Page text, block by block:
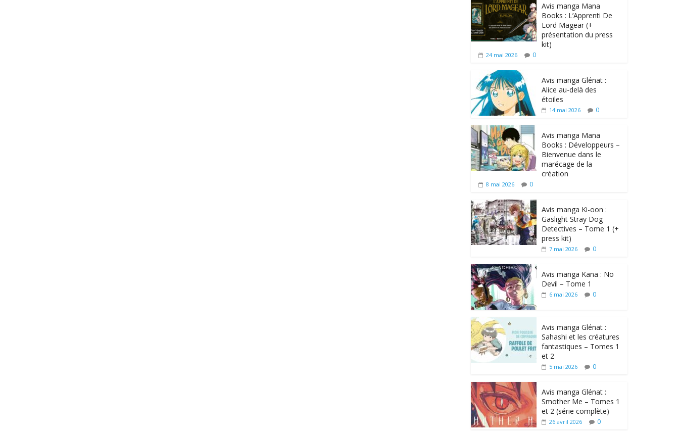
Avis manga Mana
Books : L’Apprenti De
Lord Magear (+
présentation du press
kit)
24 mai 2026 0
Avis manga Glénat :
Alice au-delà des
étoiles
14 mai 2026 0
Avis manga Mana
Books : Développeurs –
Bienvenue dans le
marécage de la
création
8 mai 2026 0
Avis manga Ki-oon :
Gaslight Stray Dog
Detectives – Tome 1 (+
press kit)
7 mai 2026 0
Avis manga Kana : No
Devil – Tome 1
6 mai 2026 0
Avis manga Glénat :
Sahashi et les créatures
fantastiques – Tomes 1
et 2
5 mai 2026 0
Avis manga Glénat :
Smother Me – Tomes 1
et 2 (série complète)
26 avril 2026 0